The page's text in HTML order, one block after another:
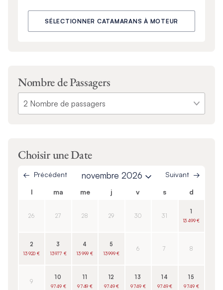
SÉLECTIONNER CATAMARANS À MOTEUR
Nombre de Passagers
Choisir une Date
Précédent novembre 2026 Suivant
l ma me j v s d
26 27 28 29 30 31
1
13 499 €
2
13 920 €
3
13 977 €
4
13 999 €
5
13 999 €
6 7 8
9
10
9 749 €
11
9 749 €
12
9 749 €
13
9 749 €
14
9 749 €
15
9 749 €